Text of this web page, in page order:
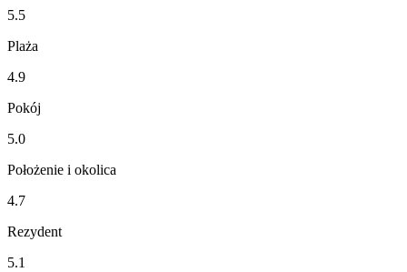
5.5
Plaża
4.9
Pokój
5.0
Położenie i okolica
4.7
Rezydent
5.1